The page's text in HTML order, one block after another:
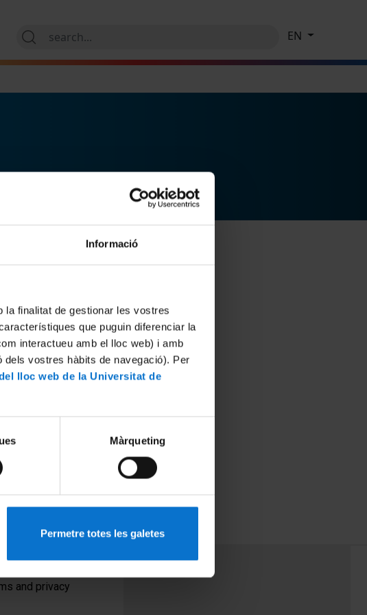
Informació
la finalitat de gestionar les vostres
que puguin diferenciar la
interactueu amb el lloc web) i amb
dels vostres hàbits de navegació). Per
lloc web de la Universitat de
Màrqueting
Permetre totes les galetes
EN
2
and privacy
PEU 3